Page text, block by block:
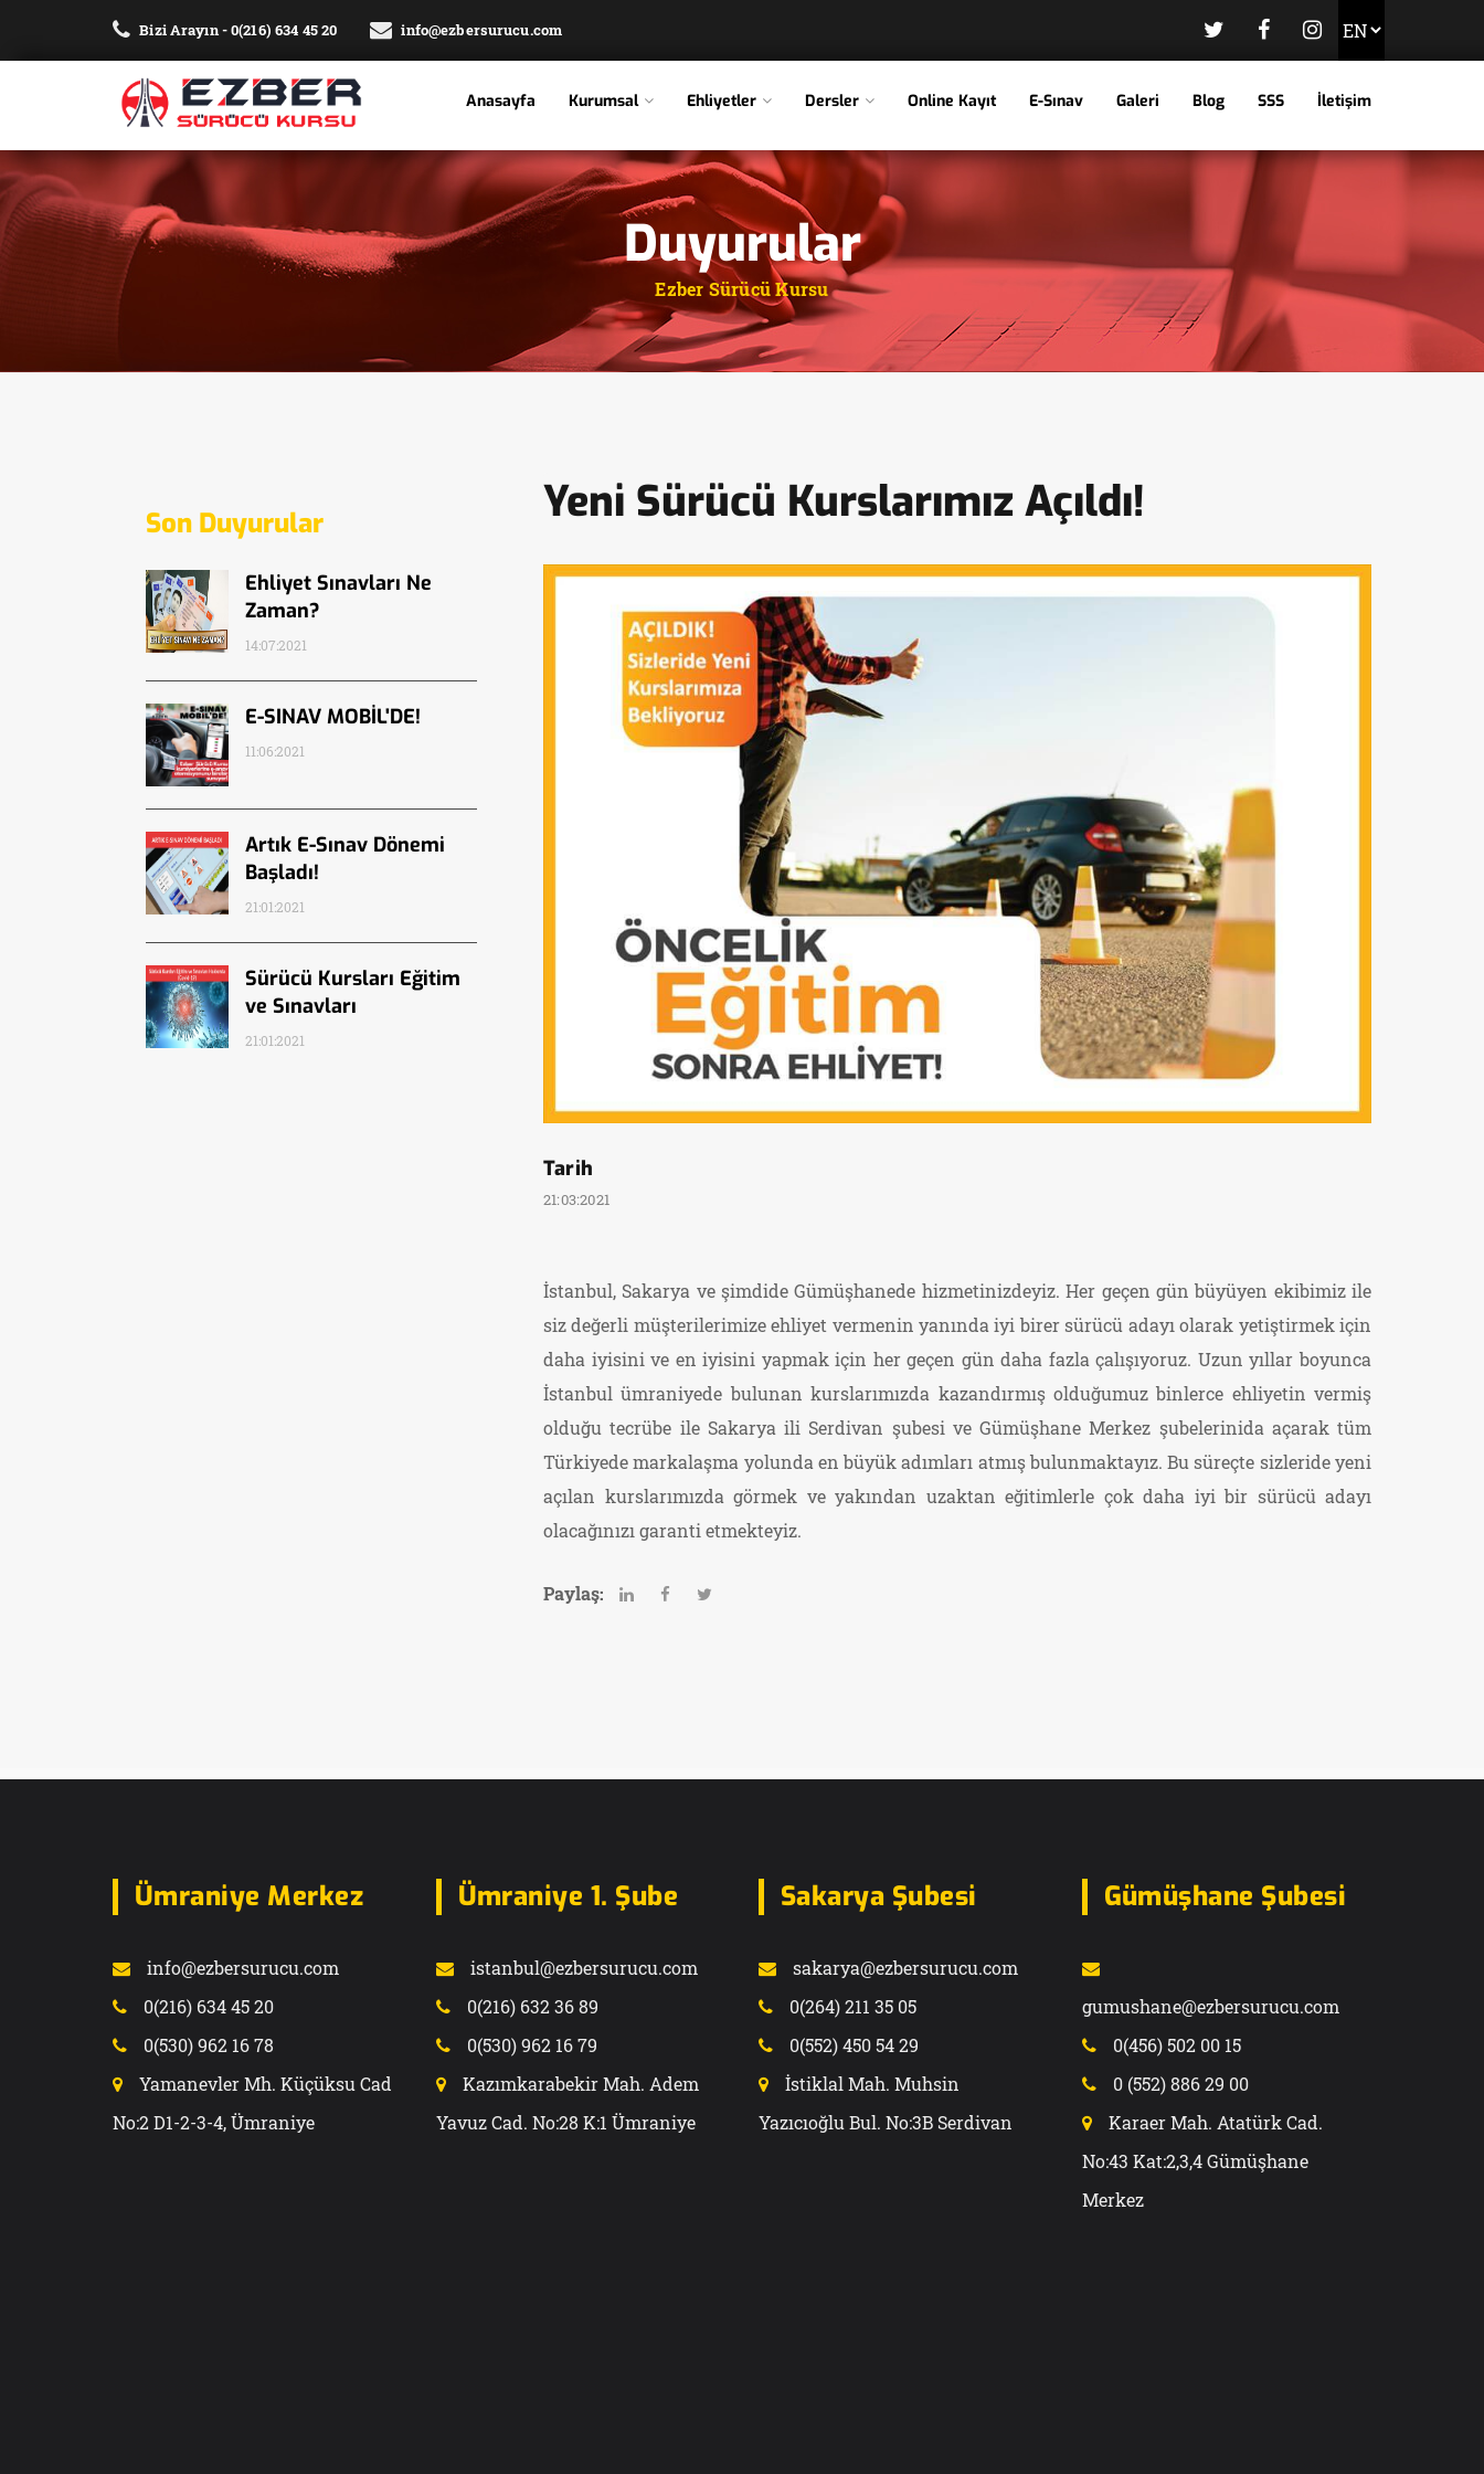
Bizi Arayın - 0(216) 634 45 20 info@ezbersurucu.com
Anasayfa Kurumsal Ehliyetler Dersler Online Kayıt E-Sınav Galeri Blog SSS İletişim
Duyurular
Ezber Sürücü Kursu
Son Duyurular
Ehliyet Sınavları Ne
Zaman?
14:07:2021
E-SINAV MOBİL'DE!
11:06:2021
Artık E-Sınav Dönemi
Başladı!
21:01:2021
Sürücü Kursları Eğitim
ve Sınavları
21:01:2021
Yeni Sürücü Kurslarımız Açıldı!
Tarih
21:03:2021
İstanbul, Sakarya ve şimdide Gümüşhanede hizmetinizdeyiz. Her geçen gün büyüyen ekibimiz ile
siz değerli müşterilerimize ehliyet vermenin yanında iyi birer sürücü adayı olarak yetiştirmek için
daha iyisini ve en iyisini yapmak için her geçen gün daha fazla çalışıyoruz. Uzun yıllar boyunca
İstanbul ümraniyede bulunan kurslarımızda kazandırmış olduğumuz binlerce ehliyetin vermiş
olduğu tecrübe ile Sakarya ili Serdivan şubesi ve Gümüşhane Merkez şubelerinida açarak tüm
Türkiyede markalaşma yolunda en büyük adımları atmış bulunmaktayız. Bu süreçte sizleride yeni
açılan kurslarımızda görmek ve yakından uzaktan eğitimlerle çok daha iyi bir sürücü adayı
olacağınızı garanti etmekteyiz.
Paylaş:
Ümraniye Merkez
info@ezbersurucu.com
0(216) 634 45 20
0(530) 962 16 78
Yamanevler Mh. Küçüksu Cad
No:2 D1-2-3-4, Ümraniye
Ümraniye 1. Şube
istanbul@ezbersurucu.com
0(216) 632 36 89
0(530) 962 16 79
Kazımkarabekir Mah. Adem
Yavuz Cad. No:28 K:1 Ümraniye
Sakarya Şubesi
sakarya@ezbersurucu.com
0(264) 211 35 05
0(552) 450 54 29
İstiklal Mah. Muhsin
Yazıcıoğlu Bul. No:3B Serdivan
Gümüşhane Şubesi
gumushane@ezbersurucu.com
0(456) 502 00 15
0 (552) 886 29 00
Karaer Mah. Atatürk Cad.
No:43 Kat:2,3,4 Gümüşhane
Merkez